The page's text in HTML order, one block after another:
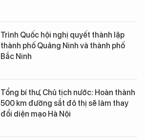
Trình Quốc hội nghị quyết thành lập
thành phố Quảng Ninh và thành phố
Bắc Ninh
Tổng bí thư, Chủ tịch nước: Hoàn thành
500 km đường sắt đô thị sẽ làm thay
đổi diện mạo Hà Nội